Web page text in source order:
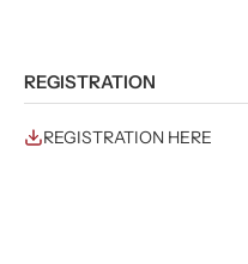
REGISTRATION
REGISTRATION HERE